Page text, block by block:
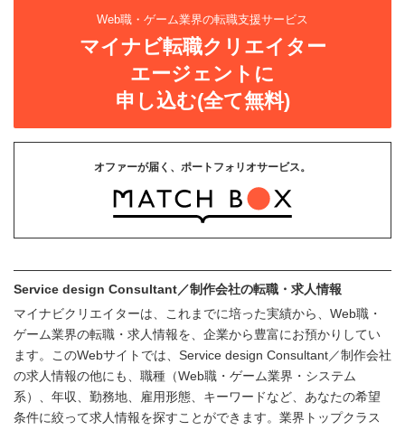
Web職・ゲーム業界の転職支援サービス
マイナビ転職クリエイター
エージェントに
申し込む(全て無料)
オファーが届く、ポートフォリオサービス。
Service design Consultant／制作会社の転職・求人情報
マイナビクリエイターは、これまでに培った実績から、Web職・
ゲーム業界の転職・求人情報を、企業から豊富にお預かりしてい
ます。このWebサイトでは、Service design Consultant／制作会社
の求人情報の他にも、職種（Web職・ゲーム業界・システム
系）、年収、勤務地、雇用形態、キーワードなど、あなたの希望
条件に絞って求人情報を探すことができます。業界トップクラス